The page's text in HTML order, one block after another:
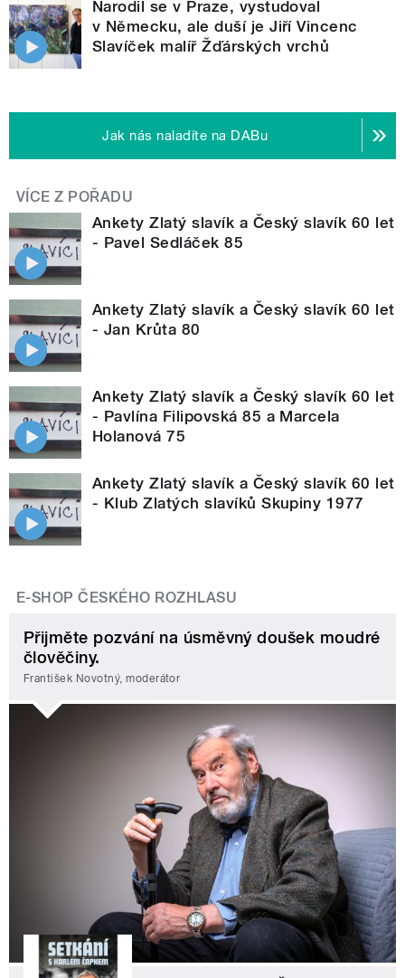
Narodil se v Praze, vystudoval
v Německu, ale duší je Jiří Vincenc
Slavíček malíř Žďárských vrchů
Jak nás naladíte na DABu
VÍCE Z POŘADU
Ankety Zlatý slavík a Český slavík 60 let
- Pavel Sedláček 85
Ankety Zlatý slavík a Český slavík 60 let
- Jan Krůta 80
Ankety Zlatý slavík a Český slavík 60 let
- Pavlína Filipovská 85 a Marcela
Holanová 75
Ankety Zlatý slavík a Český slavík 60 let
- Klub Zlatých slavíků Skupiny 1977
E-SHOP ČESKÉHO ROZHLASU
Přijměte pozvání na úsměvný doušek moudré
člověčiny.
František Novotný, moderátor